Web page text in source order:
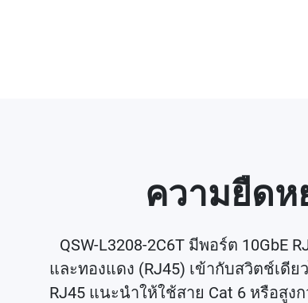
ความยืดห
QSW-L3208-2C6T มีพอร์ต
และทองแดง (RJ45) เข้ากับสวิตช์เดี
RJ45 แนะนำให้ใช้สาย Cat 6 หรือสูง